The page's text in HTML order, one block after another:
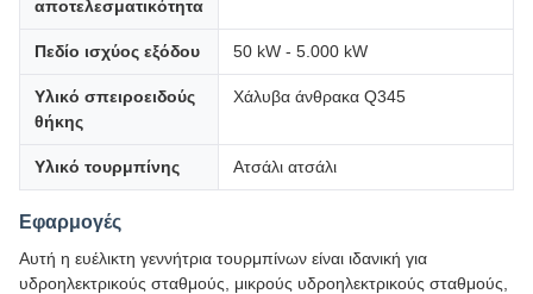
αποτελεσματικότητα
Πεδίο ισχύος εξόδου 50 kW - 5.000 kW
Υλικό σπειροειδούς
θήκης
Χάλυβα άνθρακα Q345
Υλικό τουρμπίνης Ατσάλι ατσάλι
Εφαρμογές
Αυτή η ευέλικτη γεννήτρια τουρμπίνων είναι ιδανική για
υδροηλεκτρικούς σταθμούς, μικρούς υδροηλεκτρικούς σταθμούς,